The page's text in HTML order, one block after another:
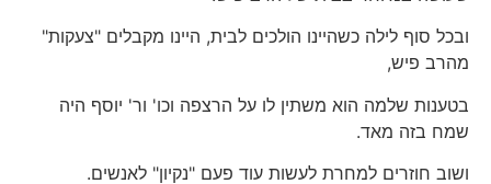
ובכל סוף לילה כשהיינו הולכים לבית, היינו מקבלים "צעקות"
מהרב פיש,
בטענות שלמה הוא משתין לו על הרצפה וכו' ור' יוסף היה
שמח בזה מאד.
ושוב חוזרים למחרת לעשות עוד פעם "נקיון" לאנשים.